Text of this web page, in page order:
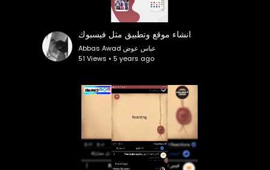
انشاء موقع وتطبيق مثل فيسبوك
Abbas Awad عباس عوض
51 Views • 5 years ago